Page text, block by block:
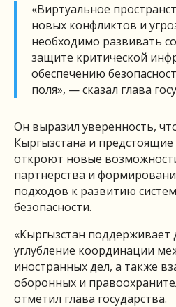
«Виртуальное
новых конфликтов и
необходимо развивать
защите критической
обеспечению
поля», — сказал глава
Он выразил уверенность,
Кыргызстана и
откроют новые
партнерства и
подходов к развитию
безопасности.
«Кыргызстан поддерживает
углубление координации
иностранных дел, а также
оборонных и
отметил глава государства.